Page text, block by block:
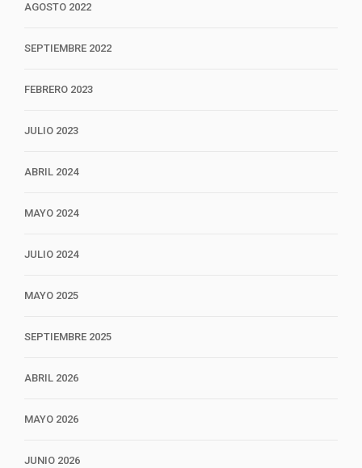
AGOSTO 2022
SEPTIEMBRE 2022
FEBRERO 2023
JULIO 2023
ABRIL 2024
MAYO 2024
JULIO 2024
MAYO 2025
SEPTIEMBRE 2025
ABRIL 2026
MAYO 2026
JUNIO 2026